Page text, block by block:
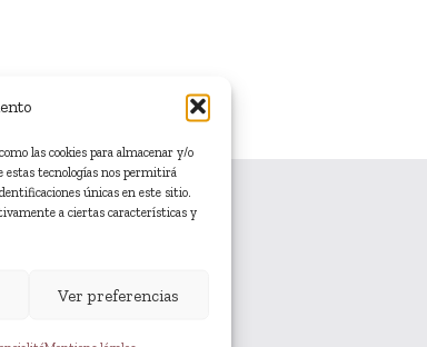
las cookies para almacenar y/o
estas tecnologías nos permitirá
únicas en este sitio.
a ciertas características y
Ver preferencias